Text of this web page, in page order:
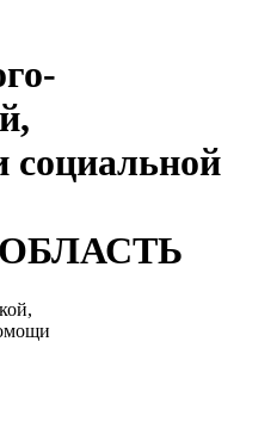
социальной